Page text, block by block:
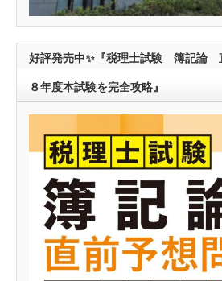
好評発売中✨『税理士試験 簿記論
８年度本試験を完全攻略』